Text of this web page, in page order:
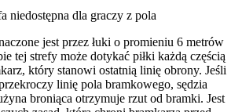
niedostępna dla graczy z pola
jest przez łuki o promieniu 6 metrów
tej strefy może dotykać piłki każdą częścią
który stanowi ostatnią linię obrony. Jeśli
linię pola bramkowego, sędzia
broniąca otrzymuje rzut od bramki. Jest